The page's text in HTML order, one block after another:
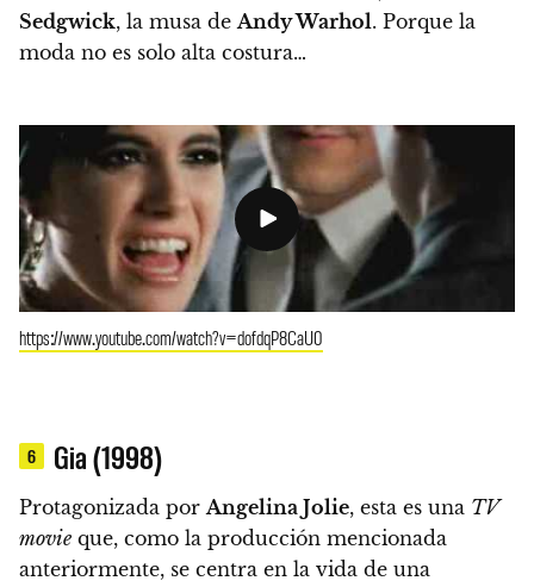
Sedgwick, la musa deAndy Warhol. Porque la
moda no es solo alta costura…
https://www.youtube.com/watch?v=dofdqP8CaU0
6 Gia (1998)
Protagonizada porAngelina Jolie, esta es una TV
movie que, como la producción mencionada
anteriormente, se centra en la vida de una